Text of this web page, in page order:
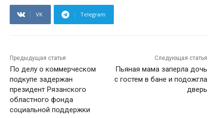
VK Telegram
Предыдущая статья
По делу о коммерческом
подкупе задержан
президент Рязанского
областного фонда
социальной поддержки
Следующая статья
Пьяная мама заперла дочь
с гостем в бане и подожгла
дверь